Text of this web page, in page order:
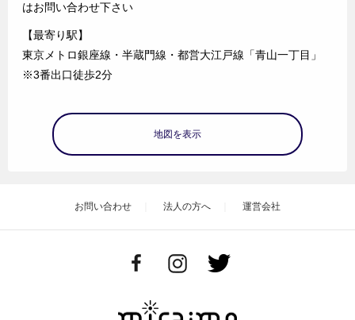
はお問い合わせ下さい
【最寄り駅】
東京メトロ銀座線・半蔵門線・都営大江戸線「青山一丁目」
※3番出口徒歩2分
地図を表示
お問い合わせ 法人の方へ 運営会社